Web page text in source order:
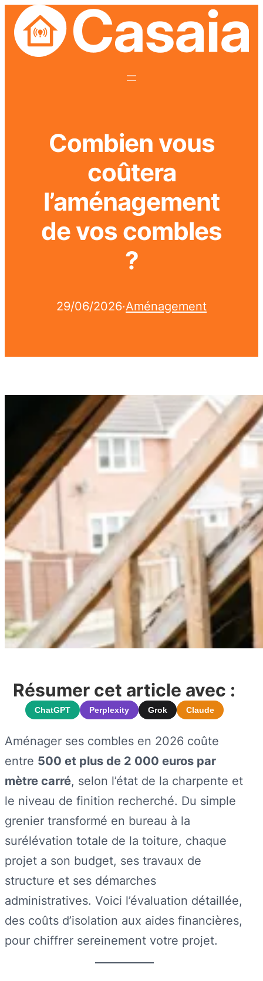
Combien vous
coûtera
l’aménagement
de vos combles
?
29/06/2026·Aménagement
Résumer cet article avec :
ChatGPT Perplexity Grok Claude
Aménager ses combles en 2026 coûte
entre 500 et plus de 2 000 euros par
mètre carré, selon l’état de la charpente et
le niveau de finition recherché. Du simple
grenier transformé en bureau à la
surélévation totale de la toiture, chaque
projet a son budget, ses travaux de
structure et ses démarches
administratives. Voici l’évaluation détaillée,
des coûts d’isolation aux aides financières,
pour chiffrer sereinement votre projet.